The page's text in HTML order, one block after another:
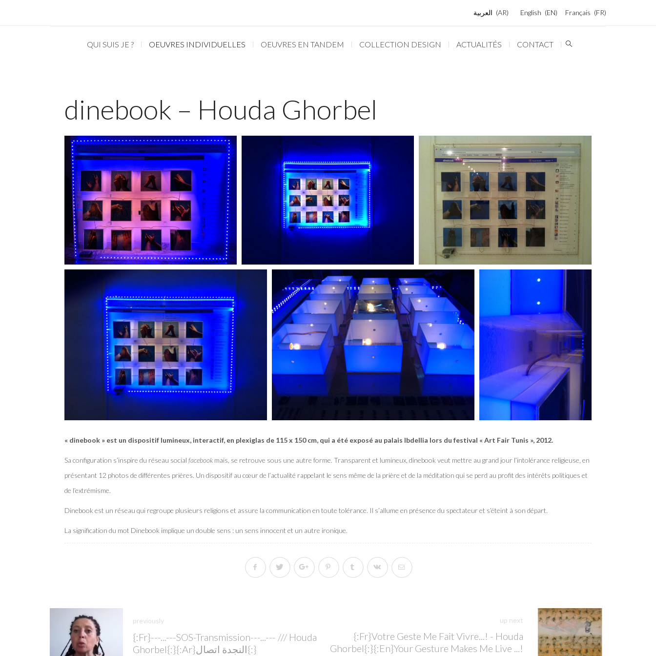
Français FR
English EN العربية AR
QUI SUIS JE ? OEUVRES INDIVIDUELLES OEUVRES EN TANDEM COLLECTION DESIGN ACTUALITÉS CONTACT
dinebook – Houda Ghorbel
« dinebook » est un dispositif lumineux, interactif, en plexiglas de 115 x 150 cm, qui a été exposé au palais Ibdellia lors du festival « Art Fair Tunis », 2012.
Sa configuration s’inspire du réseau social facebook mais, se retrouve sous une autre forme. Transparent et lumineux, dinebook veut mettre au grand jour l’intolérance religieuse, en
présentant 12 photos de différentes prières. Un dispositif au cœur de l’actualité rappelant le sens même de la prière et de la méditation qui se perd au profit des intérêts politiques et
de l’extrémisme.
Dinebook est un réseau qui regroupe plusieurs religions et assure la communication en toute tolérance. Il s’allume en présence du spectateur et s’éteint à son départ.
La signification du mot Dinebook implique un double sens : un sens innocent et un autre ironique.
previously
{:fr}---...---SOS-Transmission---...--- /// Houda
Ghorbel{:}{:ar}النجدة اتصال{:}
up next
{:fr}Votre Geste Me Fait Vivre...! - Houda
Ghorbel{:}{:en}Your Gesture Makes Me Live ...!